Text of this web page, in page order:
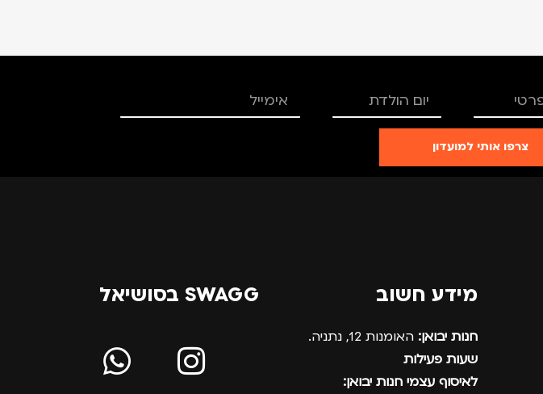
צרפו אותי למועדון
מידע חשוב
חנות יבואן: האומנות 12, נתניה.
שעות פעילות
לאיסוף עצמי חנות יבואן:
SWAGG בסושיאל